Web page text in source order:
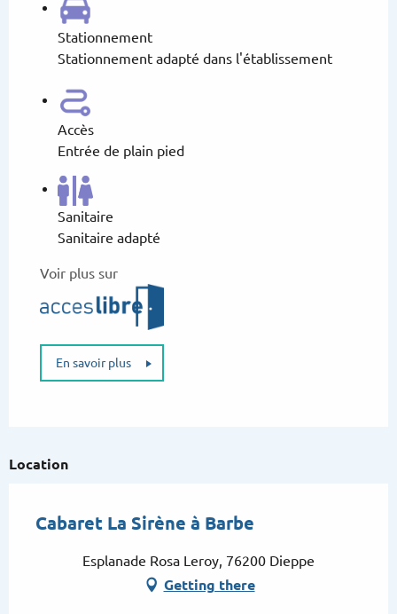
Stationnement
Stationnement adapté dans l'établissement
Accès
Entrée de plain pied
Sanitaire
Sanitaire adapté
Voir plus sur
En savoir plus
Location
Cabaret La Sirène à Barbe
Esplanade Rosa Leroy, 76200 Dieppe
Getting there